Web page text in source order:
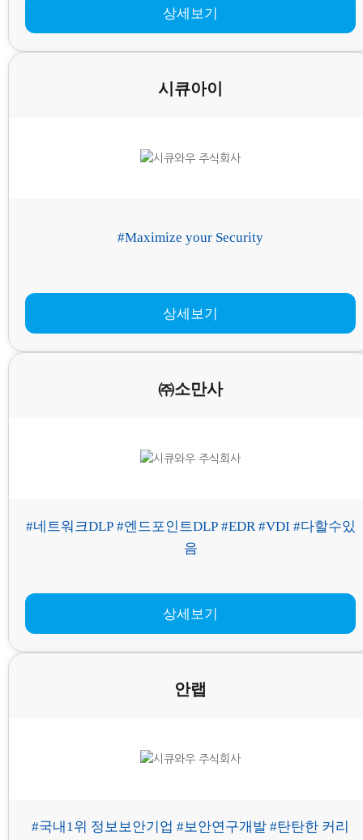
상세보기
시큐아이
#Maximize your Security
상세보기
㈜소만사
#네트워크DLP #엔드포인트DLP #EDR #VDI #다할수있
음
상세보기
안랩
#국내1위 정보보안기업 #보안연구개발 #탄탄한 커리